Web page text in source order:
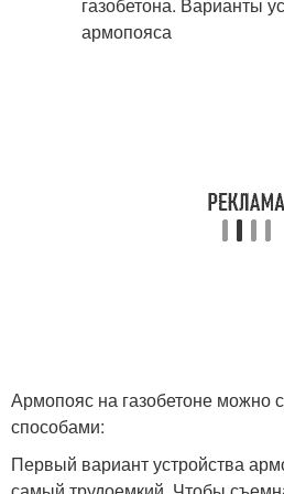
Армопояс на газобетоне можно
способами:
Первый вариант устройства